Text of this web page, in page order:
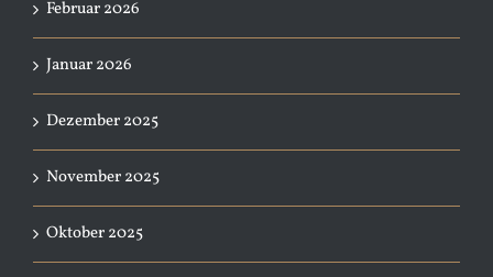
Februar 2026
Januar 2026
Dezember 2025
November 2025
Oktober 2025